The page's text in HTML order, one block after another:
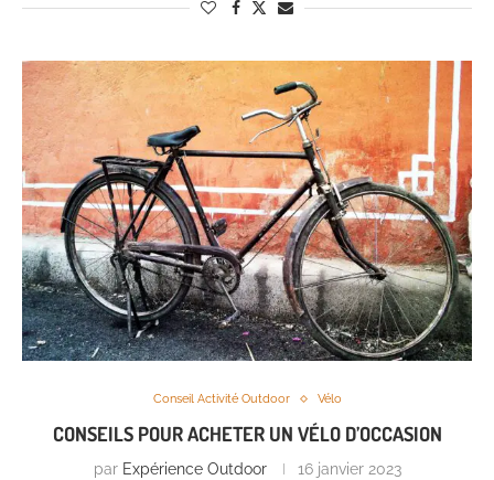
Conseil Activité Outdoor Vélo
CONSEILS POUR ACHETER UN VÉLO D’OCCASION
par Expérience Outdoor 16 janvier 2023